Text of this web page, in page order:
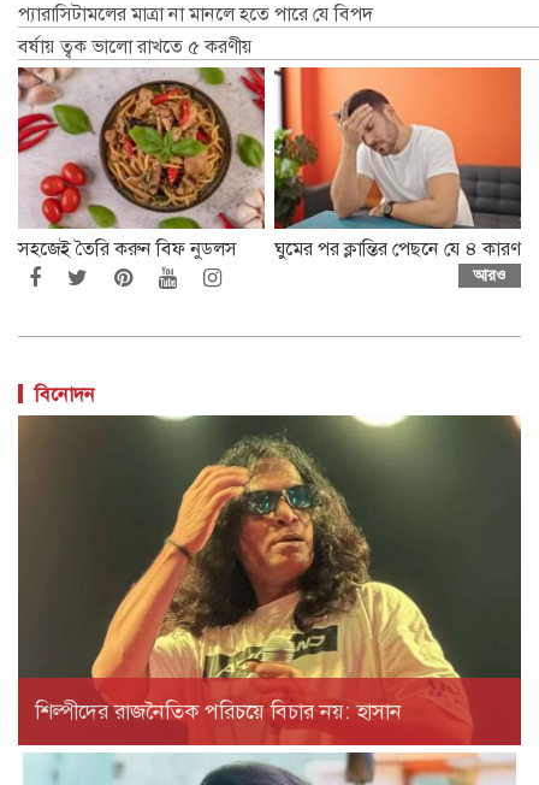
প্যারাসিটামলের মাত্রা না মানলে হতে পারে যে বিপদ
বর্ষায় ত্বক ভালো রাখতে ৫ করণীয়
সহজেই তৈরি করুন বিফ নুডলস ঘুমের পর ক্লান্তির পেছনে যে ৪ কারণ
আরও
বিনোদন
শিল্পীদের রাজনৈতিক পরিচয়ে বিচার নয়: হাসান